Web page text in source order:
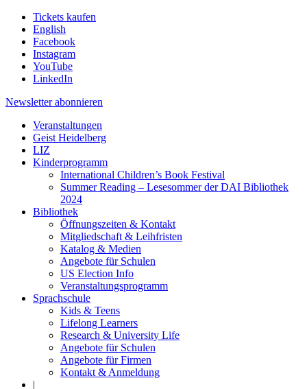
Tickets kaufen
English
Facebook
Instagram
YouTube
LinkedIn
Newsletter abonnieren
Veranstaltungen
Geist Heidelberg
LIZ
Kinderprogramm
International Children’s Book Festival
Summer Reading – Lesesommer der DAI Bibliothek
2024
Bibliothek
Öffnungszeiten & Kontakt
Mitgliedschaft & Leihfristen
Katalog & Medien
Angebote für Schulen
US Election Info
Veranstaltungsprogramm
Sprachschule
Kids & Teens
Lifelong Learners
Research & University Life
Angebote für Schulen
Angebote für Firmen
Kontakt & Anmeldung
|